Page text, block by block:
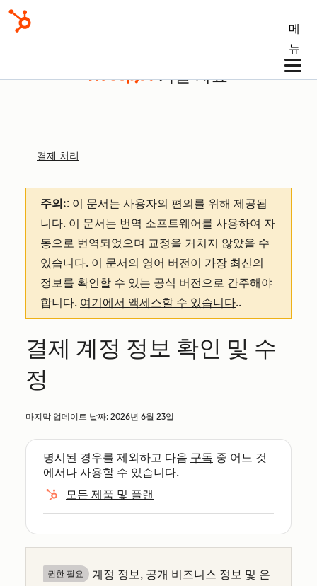
메
뉴
기술 자료
결제 처리
주의:: 이 문서는 사용자의 편의를 위해 제공됩
니다. 이 문서는 번역 소프트웨어를 사용하여 자
동으로 번역되었으며 교정을 거치지 않았을 수
있습니다. 이 문서의 영어 버전이 가장 최신의
정보를 확인할 수 있는 공식 버전으로 간주해야
합니다. 여기에서 액세스할 수 있습니다..
결제 계정 정보 확인 및 수
정
마지막 업데이트 날짜: 2026년 6월 23일
명시된 경우를 제외하고 다음 구독 중 어느 것
에서나 사용할 수 있습니다.
모든 제품 및 플랜
권한 필요
계정 정보, 공개 비즈니스 정보 및 은